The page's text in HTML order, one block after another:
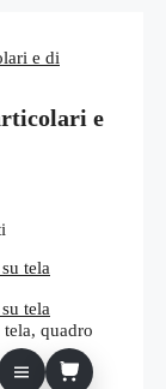
e di
e
base
più
recentequadro